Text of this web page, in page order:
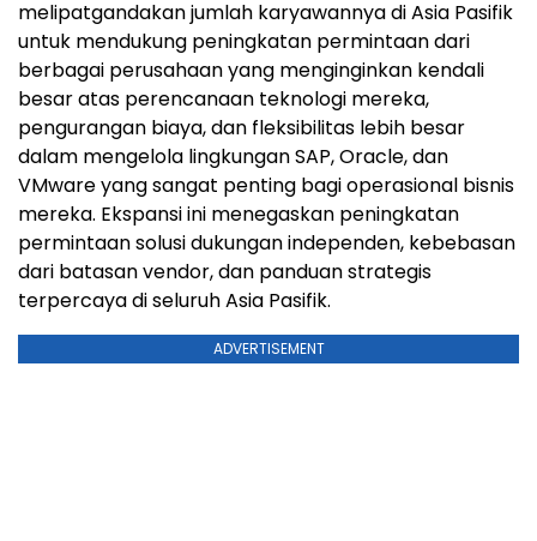
melipatgandakan jumlah karyawannya di Asia Pasifik
untuk mendukung peningkatan permintaan dari
berbagai perusahaan yang menginginkan kendali
besar atas perencanaan teknologi mereka,
pengurangan biaya, dan fleksibilitas lebih besar
dalam mengelola lingkungan SAP, Oracle, dan
VMware yang sangat penting bagi operasional bisnis
mereka. Ekspansi ini menegaskan peningkatan
permintaan solusi dukungan independen, kebebasan
dari batasan vendor, dan panduan strategis
terpercaya di seluruh Asia Pasifik.
ADVERTISEMENT